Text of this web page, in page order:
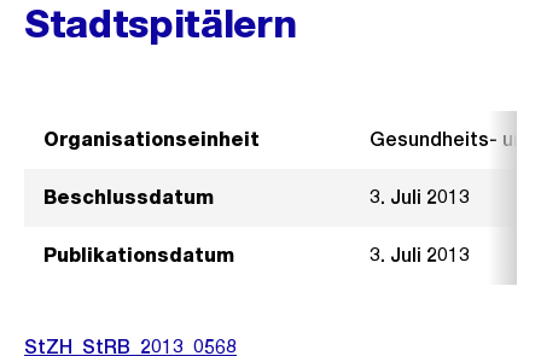
Stadtspitälern
Organisationseinheit Gesundheits-
Beschlussdatum 3. Juli 2013
Publikationsdatum 3. Juli 2013
StZH_StRB_2013_0568